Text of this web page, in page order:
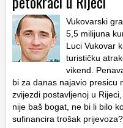
Vukovarski
5,5 milijuna
Luci Vukovar
turističku
vikend.
bi za danas najavio presicu
zvijezdi postavljenoj u Rijeci,
nije baš bogat, ne bi li bilo
sufinancira trošak